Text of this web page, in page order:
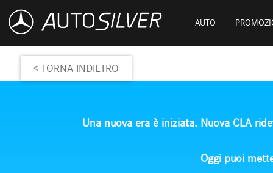
AUTO
< TORNA INDIETRO
Una nuova era è iniziata. Nuova CLA
Oggi puoi